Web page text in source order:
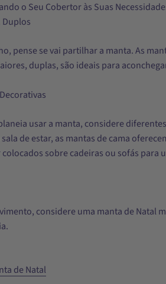
o Seu Cobertor às Suas
Duplos
pense se vai partilhar a manta. As
duplas, são ideais para
usar a manta, considere
de estar, as mantas de cama
sobre cadeiras ou sofás para
considere uma manta de Natal
de Natal